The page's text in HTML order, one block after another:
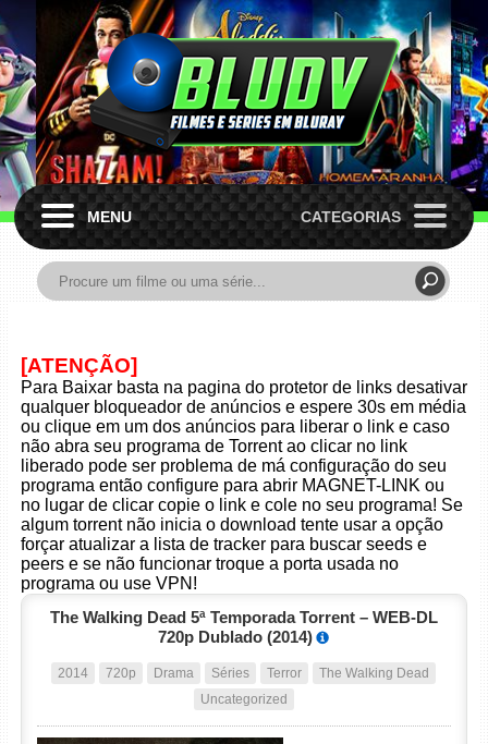
MENU CATEGORIAS
[ATENÇÃO]
Para Baixar basta na pagina do protetor de links desativar
qualquer bloqueador de anúncios e espere 30s em média
ou clique em um dos anúncios para liberar o link e caso
não abra seu programa de Torrent ao clicar no link
liberado pode ser problema de má configuração do seu
programa então configure para abrir MAGNET-LINK ou
no lugar de clicar copie o link e cole no seu programa! Se
algum torrent não inicia o download tente usar a opção
forçar atualizar a lista de tracker para buscar seeds e
peers e se não funcionar troque a porta usada no
programa ou use VPN!
The Walking Dead 5ª Temporada Torrent – WEB-DL
720p Dublado (2014)
2014 720p Drama Séries Terror
The Walking Dead
Uncategorized